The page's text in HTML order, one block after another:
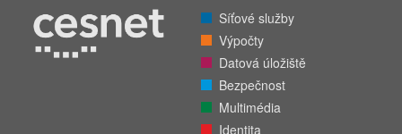
Síťové služby
Výpočty
Datová úložiště
Bezpečnost
Multimédia
Identita